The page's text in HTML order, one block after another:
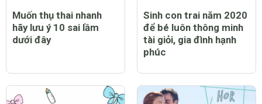
Muốn thụ thai nhanh
hãy lưu ý 10 sai lầm
dưới đây
Sinh con trai năm 2020
để bé luôn thông minh
tài giỏi, gia đình hạnh
phúc